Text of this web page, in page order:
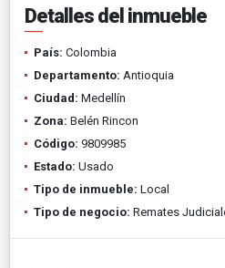
Detalles del inmueble
País: Colombia
Departamento: Antioquia
Ciudad: Medellín
Zona: Belén Rincon
Código: 9809985
Estado: Usado
Tipo de inmueble: Local
Tipo de negocio: Remates